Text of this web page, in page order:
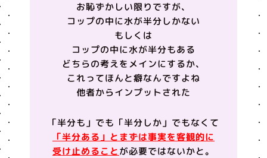
お恥ずかしい限りですが、
コップの中に水が半分しかない
もしくは
コップの中に水が半分もある
どちらの考えをメインにするか、
これってほんと癖なんですよね
他者からインプットされた
「半分も」でも「半分しか」でもなくて
「半分ある」とまずは事実を客観的に
受け止めることが必要ではないかと。